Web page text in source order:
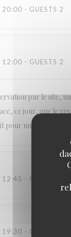
20:00 - GUESTS 2
12:00 - GUESTS 2
par le site,
ce jour, que le
pour un déjeuner
12:45 - GUESTS 2
19:30 - GUESTS 2